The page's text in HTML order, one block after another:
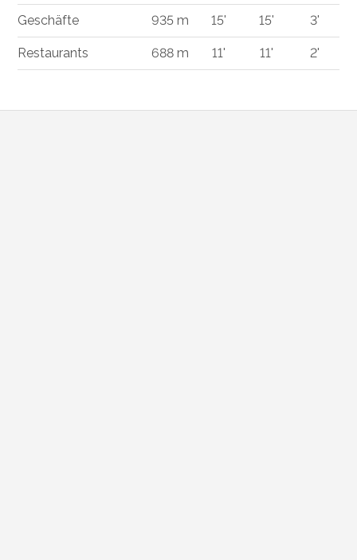
Geschäfte 935 m 15' 15' 3'
Restaurants 688 m 11' 11' 2'